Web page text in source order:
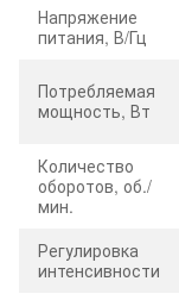
Напряжение
питания, В/Гц
Потребляемая
мощность, Вт
Количество
оборотов, об./
мин.
Регулировка
интенсивности